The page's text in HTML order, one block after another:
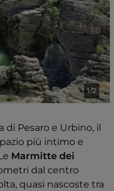
stesso vi invita a
al paesaggio. Più che
lascia osservare,
roccia.
1/2
di Pesaro e Urbino, il
più intimo e
Marmitte dei
dal centro
quasi nascoste tra